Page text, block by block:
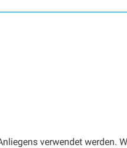
ver­wen­det wer­den.